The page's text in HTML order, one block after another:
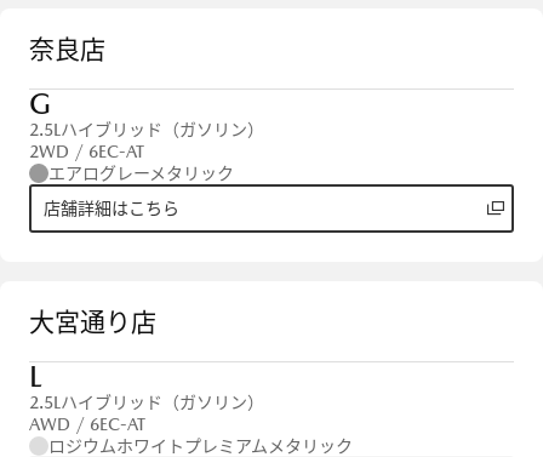
奈良店
G
2.5Lハイブリッド（ガソリン）
2WD / 6EC-AT
エアログレーメタリック
店舗詳細はこちら
大宮通り店
L
2.5Lハイブリッド（ガソリン）
AWD / 6EC-AT
ロジウムホワイトプレミアムメタリック